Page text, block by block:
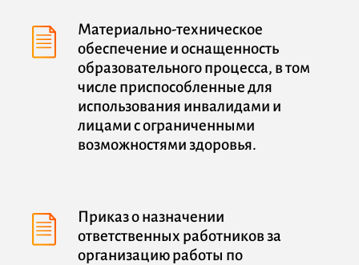
Материально-техническое
обеспечение и оснащенность
образовательного процесса, в том
числе приспособленные для
использования инвалидами и
лицами с ограниченными
возможностями здоровья.
Приказ о назначении
ответственных работников за
организацию работы по